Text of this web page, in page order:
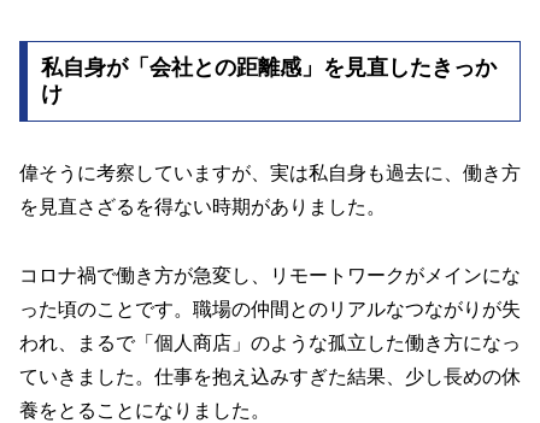
私自身が「会社との距離感」を見直したきっか
け
偉そうに考察していますが、実は私自身も過去に、働き方
を見直さざるを得ない時期がありました。
コロナ禍で働き方が急変し、リモートワークがメインにな
った頃のことです。職場の仲間とのリアルなつながりが失
われ、まるで「個人商店」のような孤立した働き方になっ
ていきました。仕事を抱え込みすぎた結果、少し長めの休
養をとることになりました。